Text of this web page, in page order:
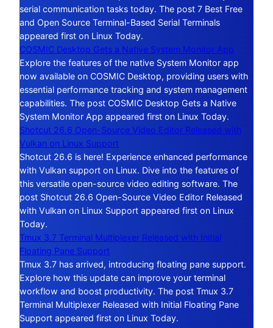
serial communication tasks today. The post 7 Best Free
and Open Source Terminal-Based Serial Terminals
appeared first on Linux Today.
COSMIC Desktop Gets a Native System Monitor App
Explore the features of the native System Monitor app
now available on COSMIC Desktop, providing users with
essential performance tracking and system management
capabilities. The post COSMIC Desktop Gets a Native
System Monitor App appeared first on Linux Today.
Shotcut 26.6 Open-Source Video Editor Released with
Vulkan on Linux Support
Shotcut 26.6 is here! Experience enhanced performance
with Vulkan support on Linux. Dive into the features of
this versatile open-source video editing software. The
post Shotcut 26.6 Open-Source Video Editor Released
with Vulkan on Linux Support appeared first on Linux
Today.
Tmux 3.7 Terminal Multiplexer Released with Initial
Floating Pane Support
Tmux 3.7 has arrived, introducing floating pane support.
Explore how this update can improve your terminal
workflow and boost productivity. The post Tmux 3.7
Terminal Multiplexer Released with Initial Floating Pane
Support appeared first on Linux Today.